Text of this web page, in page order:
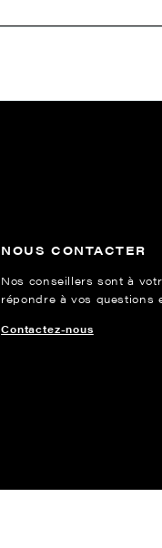
NOUS CONTACTER
Nos conseillers sont à
répondre à vos questions
Contactez-nous